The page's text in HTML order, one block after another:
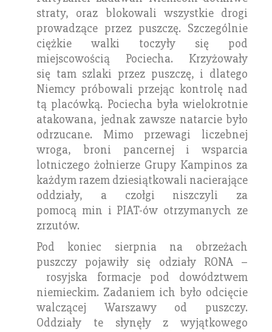
straty, oraz blokowali wszystkie drogi
prowadzące przez puszczę. Szczególnie
ciężkie walki toczyły się pod
miejscowością Pociecha. Krzyżowały
się tam szlaki przez puszczę, i dlatego
Niemcy próbowali przejąc kontrolę nad
tą placówką. Pociecha była wielokrotnie
atakowana, jednak zawsze natarcie było
odrzucane. Mimo przewagi liczebnej
wroga, broni pancernej i wsparcia
lotniczego żołnierze Grupy Kampinos za
każdym razem dziesiątkowali nacierające
oddziały, a czołgi niszczyli za
pomocą min i PIAT-ów otrzymanych ze
zrzutów.
Pod koniec sierpnia na obrzeżach
puszczy pojawiły się odziały RONA –
rosyjska formacje pod dowództwem
niemieckim. Zadaniem ich było odcięcie
walczącej Warszawy od puszczy.
Oddziały te słynęły z wyjątkowego